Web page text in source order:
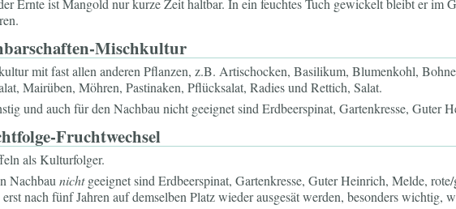
Ernte ist Mangold nur kurze Zeit haltbar. In ein feuchtes Tuch gewickelt bleibt er im
Mischkultur
mit fast allen anderen Pflanzen, z.B. Artischocken, Basilikum, Blumenkohl,
Mairüben, Möhren, Pastinaken, Pflücksalat, Radies und Rettich, Salat.
und auch für den Nachbau nicht geeignet sind Erdbeerspinat, Gartenkresse, Guter
Fruchtwechsel
als Kulturfolger.
Nachbau nichtgeeignet sind Erdbeerspinat, Gartenkresse, Guter Heinrich, Melde,
nach fünf Jahren auf demselben Platz wieder ausgesät werden, besonders